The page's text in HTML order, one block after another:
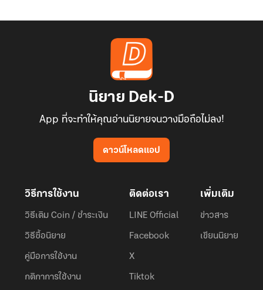
นิยาย Dek-D
App ที่จะทำให้คุณอ่านนิยายจนวางมือถือไม่ลง!
ดาวน์โหลดแอป
วิธีการใช้งาน
วิธีเติม Coin / ชำระเงิน
วิธีซื้อนิยาย
คู่มือการใช้งาน
กติกาการใช้งาน
ติดต่อเรา
LINE Official
Facebook
X
Tiktok
เพิ่มเติม
ข่าวสาร
เขียนนิยาย